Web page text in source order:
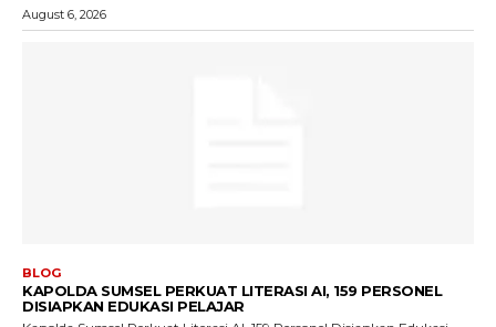
August 6, 2026
BLOG
KAPOLDA SUMSEL PERKUAT LITERASI AI, 159 PERSONEL
DISIAPKAN EDUKASI PELAJAR